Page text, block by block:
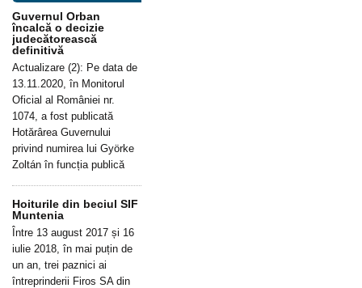
Guvernul Orban
încalcă o decizie
judecătorească
definitivă
Actualizare (2): Pe data de
13.11.2020, în Monitorul
Oficial al României nr.
1074, a fost publicată
Hotărârea Guvernului
privind numirea lui Györke
Zoltán în funcția publică
Hoiturile din beciul SIF
Muntenia
Între 13 august 2017 și 16
iulie 2018, în mai puțin de
un an, trei paznici ai
întreprinderii Firos SA din